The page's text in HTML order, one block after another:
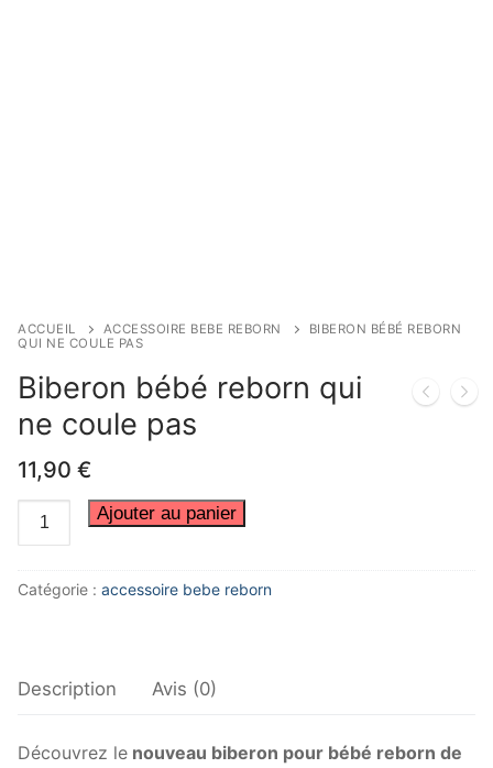
ACCUEIL ACCESSOIRE BEBE REBORN
BIBERON BÉBÉ REBORN
QUI NE COULE PAS
Biberon bébé reborn qui
ne coule pas
11,90 €
quantité
de
bébé
ne
Ajouter au panier
Catégorie : accessoire bebe reborn
Description Avis (0)
Découvrez le nouveau biberon pour bébé reborn de